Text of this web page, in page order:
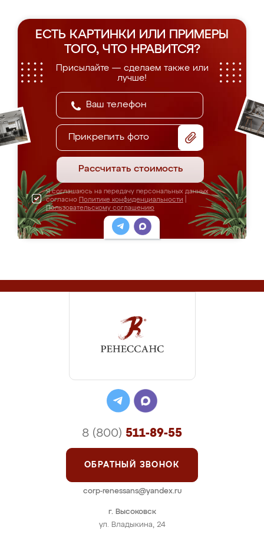
ЕСТЬ КАРТИНКИ ИЛИ ПРИМЕРЫ
ТОГО, ЧТО НРАВИТСЯ?
Присылайте — сделаем также или
лучше!
Прикрепить фото
Рассчитать стоимость
Я соглашаюсь на передачу персональных данных
согласно Политике конфиденциальности
Пользовательскому соглашению
г. Высоковск
ул. Владыкина, 24
8 (800) 511-89-55
ОБРАТНЫЙ ЗВОНОК
corp-renessans@yandex.ru